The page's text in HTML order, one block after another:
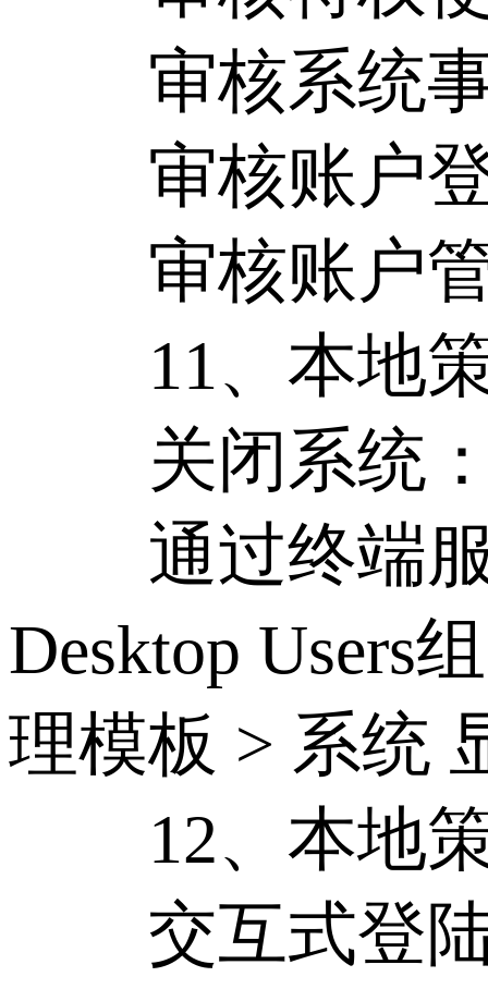
审核系统事
审核账户登
审核账户管
11、本地策
关闭系统：
通过终端服
Desktop Users
理模板 > 系统
12、本地
交互式登陆